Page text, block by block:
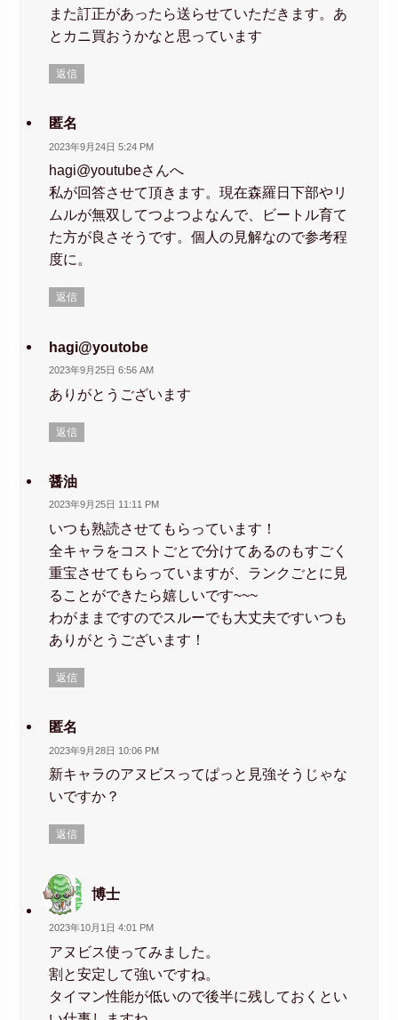
また訂正があったら送らせていただきます。あ
とカニ買おうかなと思っています
返信
匿名
2023年9月24日 5:24 PM
hagi@youtubeさんへ
私が回答させて頂きます。現在森羅日下部やリ
ムルが無双してつよつよなんで、ビートル育て
た方が良さそうです。個人の見解なので参考程
度に。
返信
hagi@youtobe
2023年9月25日 6:56 AM
ありがとうございます
返信
醤油
2023年9月25日 11:11 PM
いつも熟読させてもらっています！
全キャラをコストごとで分けてあるのもすごく
重宝させてもらっていますが、ランクごとに見
ることができたら嬉しいです~~~
わがままですのでスルーでも大丈夫ですいつも
ありがとうございます！
返信
匿名
2023年9月28日 10:06 PM
新キャラのアヌビスってぱっと見強そうじゃな
いですか？
返信
博士
2023年10月1日 4:01 PM
アヌビス使ってみました。
割と安定して強いですね。
タイマン性能が低いので後半に残しておくとい